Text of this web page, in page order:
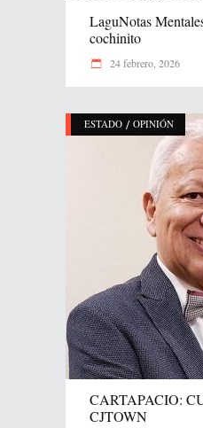
LaguNotas
cochinito
24 febrero, 2026
ESTADO / OPINIÓN
CARTAPACIO:
CJTOWN